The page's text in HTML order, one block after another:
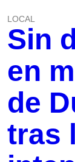
LOCAL
Sin
en
de
tras